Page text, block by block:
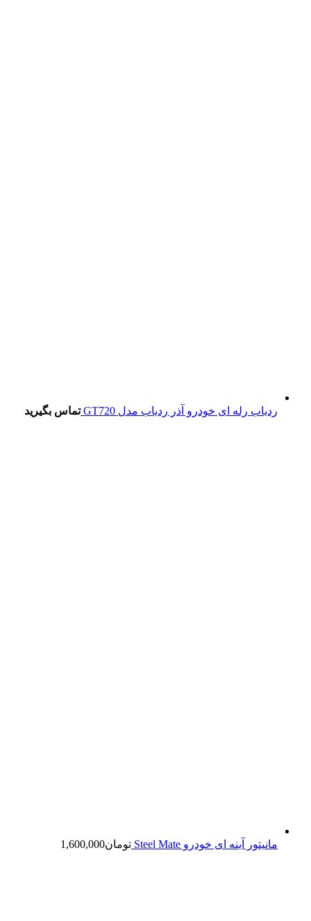
ردیاب رله ای خودرو آذر ردیاب مدل GT720 تماس بگیرید
مانیتور آینه ای خودرو Steel Mate تومان1,600,000